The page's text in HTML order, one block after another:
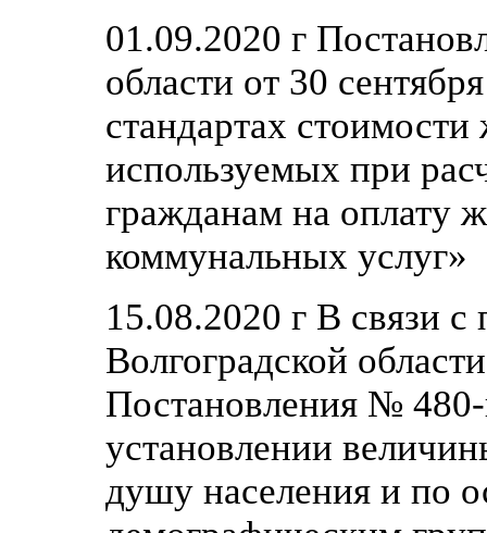
01.09.2020 г
области от 30
стандартах
используемых при
гражданам на оплату
коммунальных услуг»
15.08.2020 г В связи
Волгоградской
Постановления №
установлении
душу населения и по